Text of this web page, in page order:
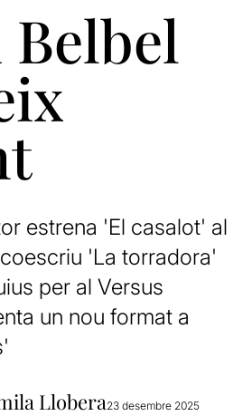
Belbel
estrena 'El casalot' al
'La torradora'
per al Versus
un nou format a
Llobera23 desembre 2025